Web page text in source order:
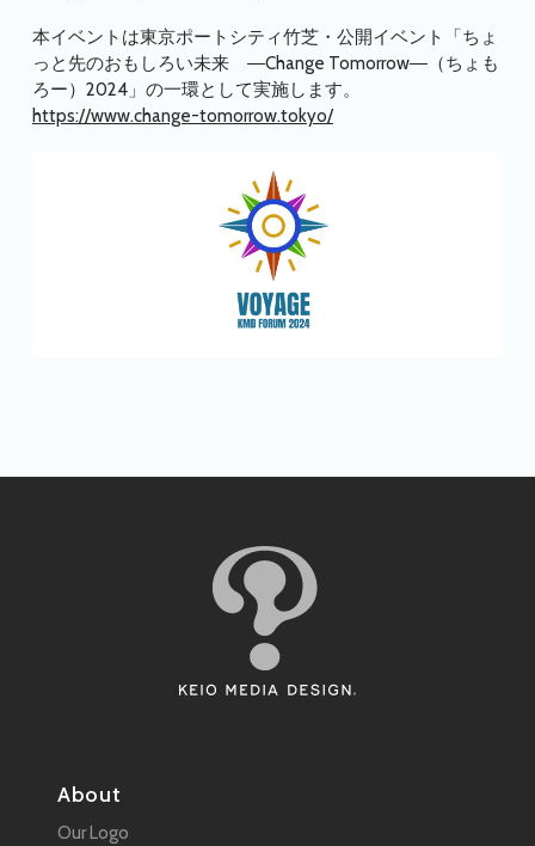
本イベントは東京ポートシティ竹芝・公開イベント「ちょ
っと先のおもしろい未来 ―Change Tomorrow―（ちょも
ろー）2024」の一環として実施します。
https://www.change-tomorrow.tokyo/
About
Our Logo